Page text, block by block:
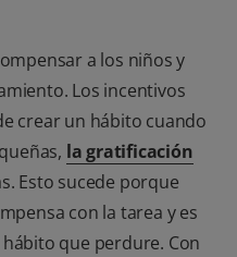
a los niños y
Los incentivos
crear un hábito cuando
la gratificación
Esto sucede porque
con la tarea y es
que perdure. Con